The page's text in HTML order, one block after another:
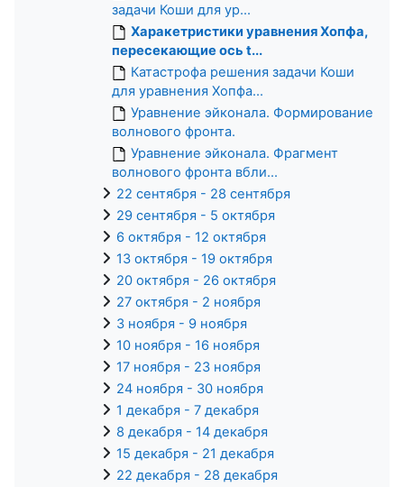
задачи Коши для ур...
Харакетристики уравнения Хопфа,
пересекающие ось t...
Катастрофа решения задачи Коши
для уравнения Хопфа...
Уравнение эйконала. Формирование
волнового фронта.
Уравнение эйконала. Фрагмент
волнового фронта вбли...
22 сентября - 28 сентября
29 сентября - 5 октября
6 октября - 12 октября
13 октября - 19 октября
20 октября - 26 октября
27 октября - 2 ноября
3 ноября - 9 ноября
10 ноября - 16 ноября
17 ноября - 23 ноября
24 ноября - 30 ноября
1 декабря - 7 декабря
8 декабря - 14 декабря
15 декабря - 21 декабря
22 декабря - 28 декабря